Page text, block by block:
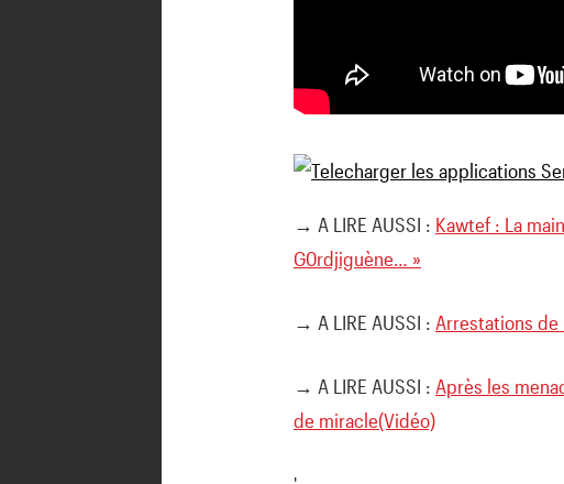
→ A LIRE AUSSI : Kawtef : La
G0rdjiguène… »
→ A LIRE AUSSI : Arrestations de
→ A LIRE AUSSI : Après les
de miracle(Vidéo)